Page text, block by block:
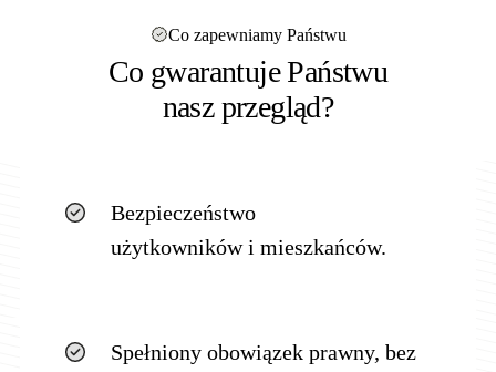
Co zapewniamy Państwu
Co gwarantuje Państwu
nasz przegląd?
Bezpieczeństwo
użytkowników i mieszkańców.
Spełniony obowiązek prawny, bez